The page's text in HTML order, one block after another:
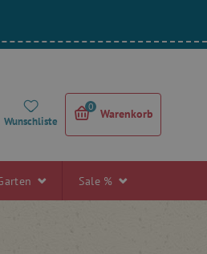
Wunschliste
0
Warenkorb
Sale %